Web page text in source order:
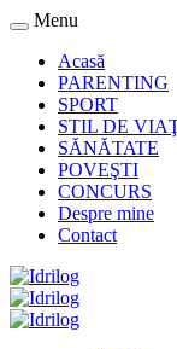
Menu
Acasă
PARENTING
SPORT
STIL DE
SĂNĂTATE
POVEŞTI
CONCURS
Despre mine
Contact